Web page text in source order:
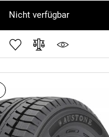
Nicht verfügbar